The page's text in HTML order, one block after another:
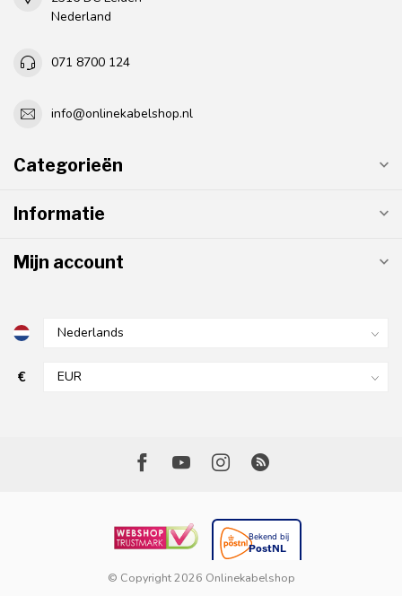
Nederland
071 8700 124
info@onlinekabelshop.nl
Categorieën
Informatie
Mijn account
€
© Copyright 2026 Onlinekabelshop